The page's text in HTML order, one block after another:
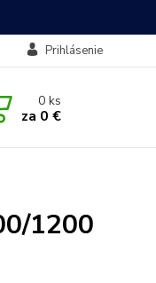
Prihlásenie
0ks
za 0 €
1200